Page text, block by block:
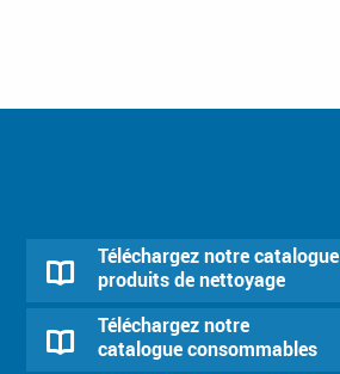
Téléchargez notre catalogue
produits de nettoyage
Téléchargez notre
catalogue consommables